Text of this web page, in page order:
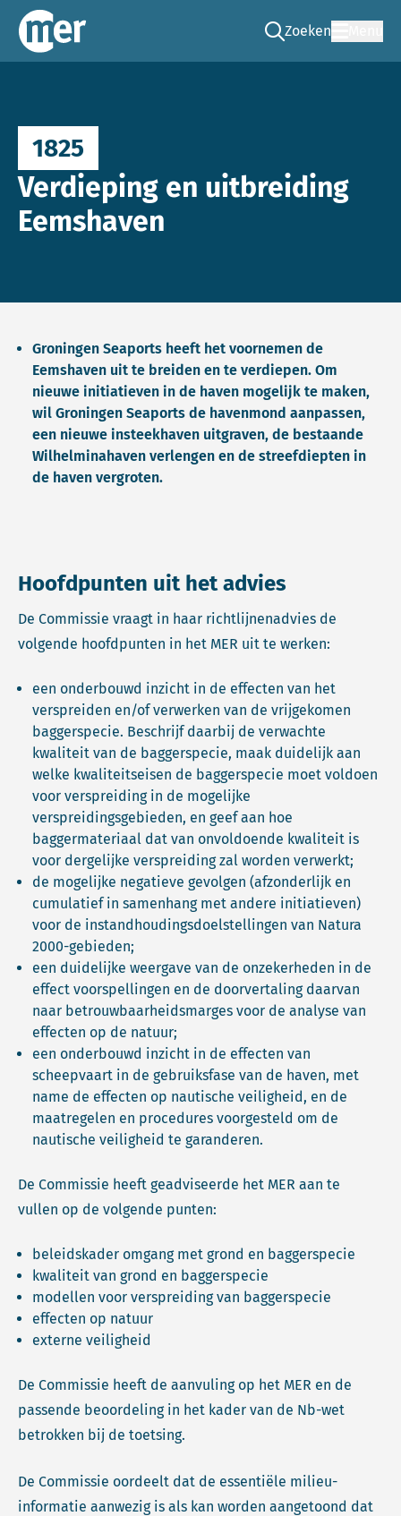
Commissie mer
Zoeken
Ga naar de zoek
1825
Verdieping en uitbreiding
Eemshaven
Groningen Seaports heeft het voornemen de
Eemshaven uit te breiden en te verdiepen. Om
nieuwe initiatieven in de haven mogelijk te maken,
wil Groningen Seaports de havenmond aanpassen,
een nieuwe insteekhaven uitgraven, de bestaande
Wilhelminahaven verlengen en de streefdiepten in
de haven vergroten.
Hoofdpunten uit het advies
De Commissie vraagt in haar richtlijnenadvies de
volgende hoofdpunten in het MER uit te werken:
een onderbouwd inzicht in de effecten van het
verspreiden en/of verwerken van de vrijgekomen
baggerspecie. Beschrijf daarbij de verwachte
kwaliteit van de baggerspecie, maak duidelijk aan
welke kwaliteitseisen de baggerspecie moet voldoen
voor verspreiding in de mogelijke
verspreidingsgebieden, en geef aan hoe
baggermateriaal dat van onvoldoende kwaliteit is
voor dergelijke verspreiding zal worden verwerkt;
de mogelijke negatieve gevolgen (afzonderlijk en
cumulatief in samenhang met andere initiatieven)
voor de instandhoudingsdoelstellingen van Natura
2000-gebieden;
een duidelijke weergave van de onzekerheden in de
effect voorspellingen en de doorvertaling daarvan
naar betrouwbaarheidsmarges voor de analyse van
effecten op de natuur;
een onderbouwd inzicht in de effecten van
scheepvaart in de gebruiksfase van de haven, met
name de effecten op nautische veiligheid, en de
maatregelen en procedures voorgesteld om de
nautische veiligheid te garanderen.
De Commissie heeft geadviseerde het MER aan te
vullen op de volgende punten:
beleidskader omgang met grond en baggerspecie
kwaliteit van grond en baggerspecie
modellen voor verspreiding van baggerspecie
effecten op natuur
externe veiligheid
De Commissie heeft de aanvuling op het MER en de
passende beoordeling in het kader van de Nb-wet
betrokken bij de toetsing.
De Commissie oordeelt dat de essentiële milieu-
informatie aanwezig is als kan worden aangetoond dat